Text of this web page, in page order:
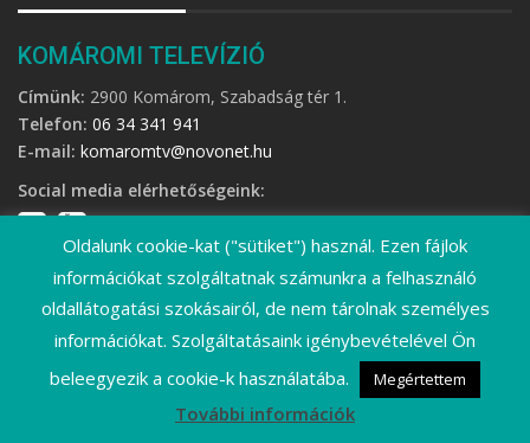
KOMÁROMI TELEVÍZIÓ
Címünk: 2900 Komárom, Szabadság tér 1.
Telefon: 06 34 341 941
E-mail: komaromtv@novonet.hu
Social media elérhetőségeink:
©2026 Komáromi Televízió • Minden jog fenntartva!
Oldalunk cookie-kat ("sütiket") használ. Ezen fájlok
információkat szolgáltatnak számunkra a felhasználó
oldallátogatási szokásairól, de nem tárolnak személyes
információkat. Szolgáltatásaink igénybevételével Ön
beleegyezik a cookie-k használatába.
Megértettem
További információk